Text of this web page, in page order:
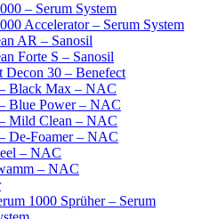
– Serum System
Accelerator – Serum System
AR – Sanosil
Forte S – Sanosil
Decon 30 – Benefect
Black Max – NAC
Blue Power – NAC
Mild Clean – NAC
De-Foamer – NAC
– NAC
– NAC
1000 Sprüher – Serum